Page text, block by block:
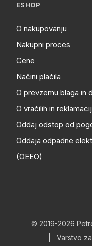
ESHOP
O nakupovanju
Nakupni proces
Cene
Načini plačila
O prevzemu blaga in
O vračilih in
Oddaj odstop od
Oddaja odpadne
(OEEO)
© 2019-2026
Varstvo